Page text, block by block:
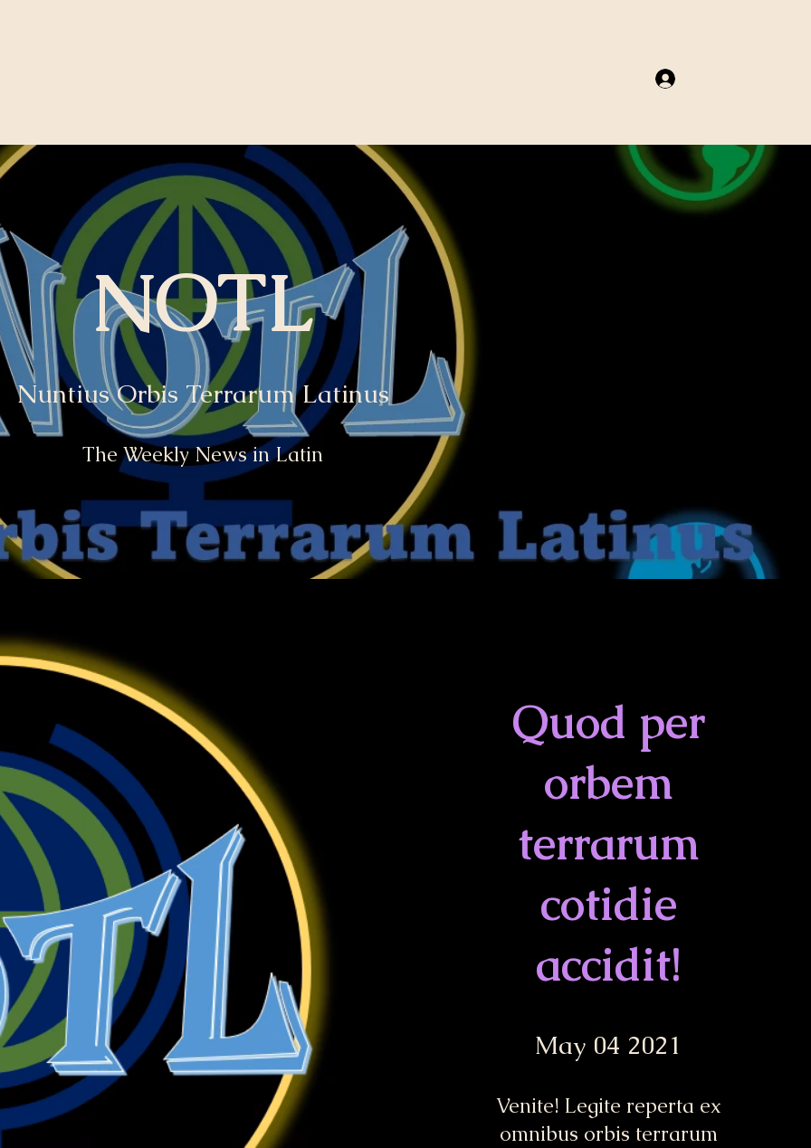
NOTL
Nuntius Orbis Terrarum Latinus
The Weekly News in Latin
Quod per
orbem
terrarum
cotidie
accidit!
May 04 2021
Venite! Legite reperta ex
omnibus orbis terrarum